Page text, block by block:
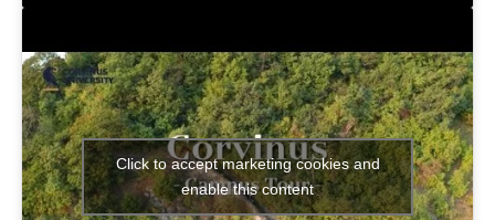
Click to accept marketing cookies and
enable this content